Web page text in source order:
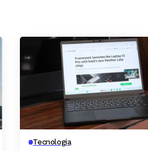
Tecnologia